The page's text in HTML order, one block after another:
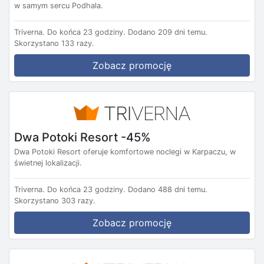
w samym sercu Podhala.
Triverna. Do końca 23 godziny. Dodano 209 dni temu.
Skorzystano 133 razy.
Zobacz promocję
Dwa Potoki Resort -45%
Dwa Potoki Resort oferuje komfortowe noclegi w Karpaczu, w
świetnej lokalizacji.
Triverna. Do końca 23 godziny. Dodano 488 dni temu.
Skorzystano 303 razy.
Zobacz promocję